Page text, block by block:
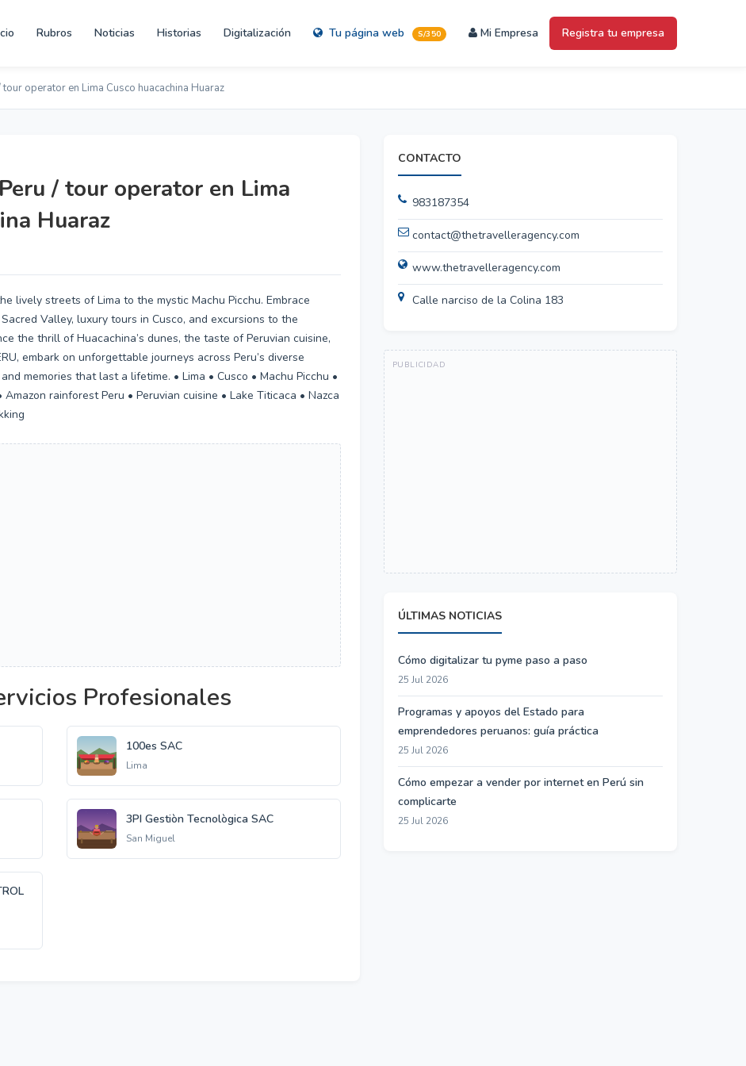
Rubros Noticias Historias Digitalización Tu página web S/350 Mi Empresa Registra tu empresa
operator en Lima Cusco huacachina Huaraz
/ tour operator en Lima
Huaraz
lively streets of Lima to the mystic Machu Picchu. Embrace
Valley, luxury tours in Cusco, and excursions to the
the thrill of Huacachina’s dunes, the taste of Peruvian cuisine,
embark on unforgettable journeys across Peru’s diverse
memories that last a lifetime. • Lima • Cusco • Machu Picchu •
rainforest Peru • Peruvian cuisine • Lake Titicaca • Nazca
Profesionales
100es SAC
Lima
3PI Gestiòn Tecnològica SAC
San Miguel
CONTACTO
983187354
contact@thetravelleragency.com
www.thetravelleragency.com
Calle narciso de la Colina 183
ÚLTIMAS NOTICIAS
Cómo digitalizar tu pyme paso a paso
25 Jul 2026
Programas y apoyos del Estado para
emprendedores peruanos: guía práctica
25 Jul 2026
Cómo empezar a vender por internet en Perú sin
complicarte
25 Jul 2026